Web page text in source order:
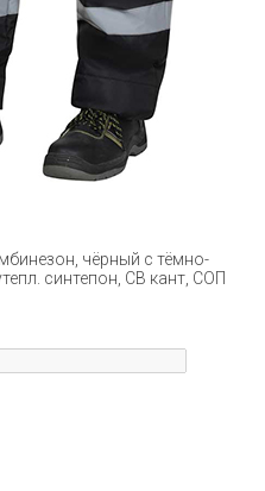
чёрный с тёмно-
синтепон, СВ кант, СОП